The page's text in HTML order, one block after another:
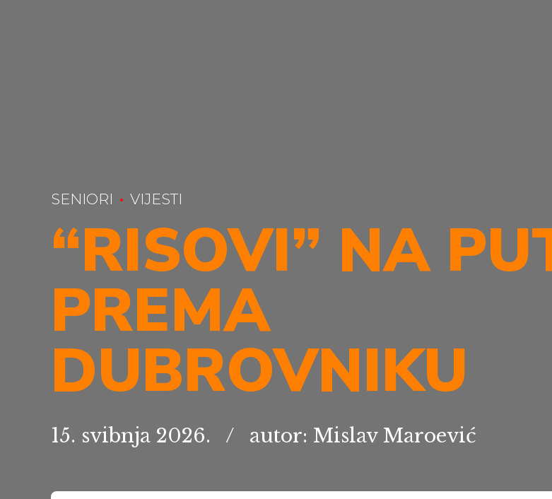
SENIORI VIJESTI
“RISOVI” NA
PREMA
DUBROVNIKU
15. svibnja 2026. autor: Mislav Maroević